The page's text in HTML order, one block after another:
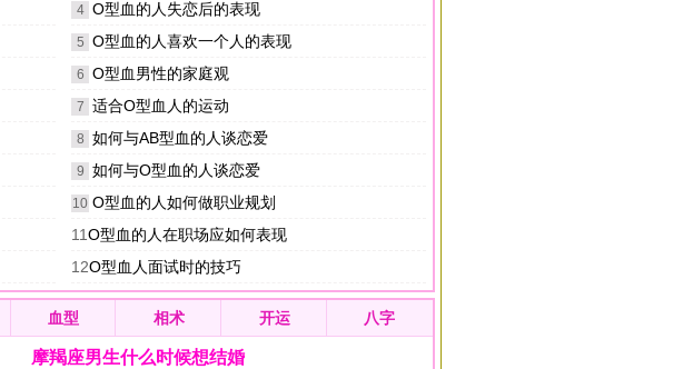
4 O型血的人失恋后的表现
5 O型血的人喜欢一个人的表现
6 O型血男性的家庭观
7 适合O型血人的运动
8 如何与AB型血的人谈恋爱
9 如何与O型血的人谈恋爱
10 O型血的人如何做职业规划
11O型血的人在职场应如何表现
12O型血人面试时的技巧
血型 相术 开运 八字
摩羯座男生什么时候想结婚